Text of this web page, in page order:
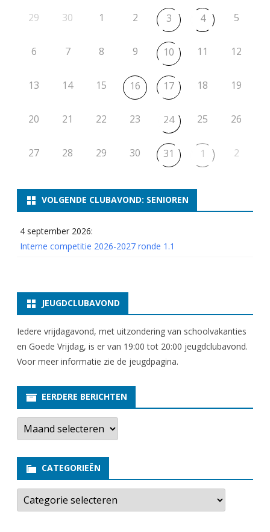
29
30 1 2 3 4 5
6 7 8 9 10 11 12
13 14 15 16 17 18 19
20 21 22 23 24 25 26
27 28 29 30 31 1 2
VOLGENDE CLUBAVOND: SENIOREN
4 september 2026:
Interne competitie 2026-2027 ronde 1.1
JEUGDCLUBAVOND
Iedere vrijdagavond, met uitzondering van schoolvakanties
en Goede Vrijdag, is er van 19:00 tot 20:00 jeugdclubavond.
Voor meer informatie zie de jeugdpagina.
EERDERE BERICHTEN
E
r
e
e
b
r
CATEGORIEËN
C
t